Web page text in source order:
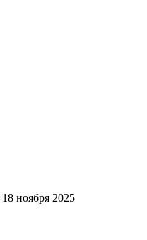
18 ноября 2025